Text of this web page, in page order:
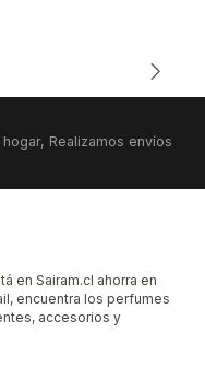
Realizamos envíos
en Sairam.cl ahorra en
encuentra los perfumes
accesorios y